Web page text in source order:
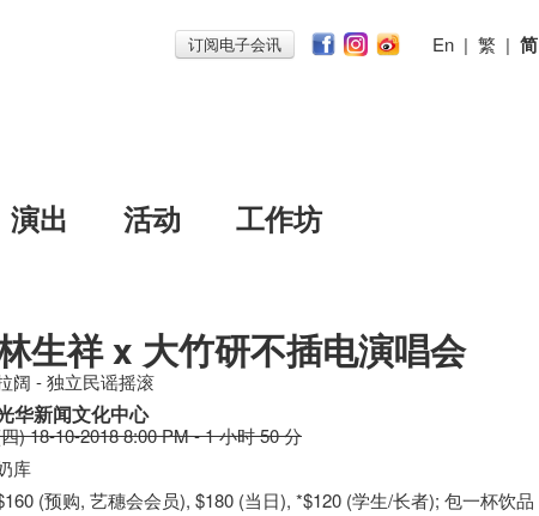
订阅电子会讯 En | 繁 | 简
演出 活动
工作坊
生祥 x 大竹研不插电演唱会
阔 - 独立民谣摇滚
华新闻文化中心
) 18-10-2018 8:00 PM - 1 小时 50 分
库
(预购, 艺穗会会员), $180 (当日), *$120 (学生/长者); 包一杯饮品